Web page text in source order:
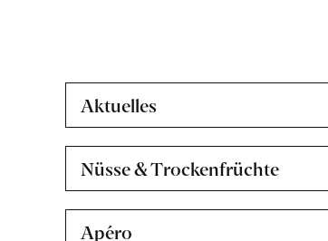
Aktuelles
Nüsse & Trockenfrüchte
Apéro